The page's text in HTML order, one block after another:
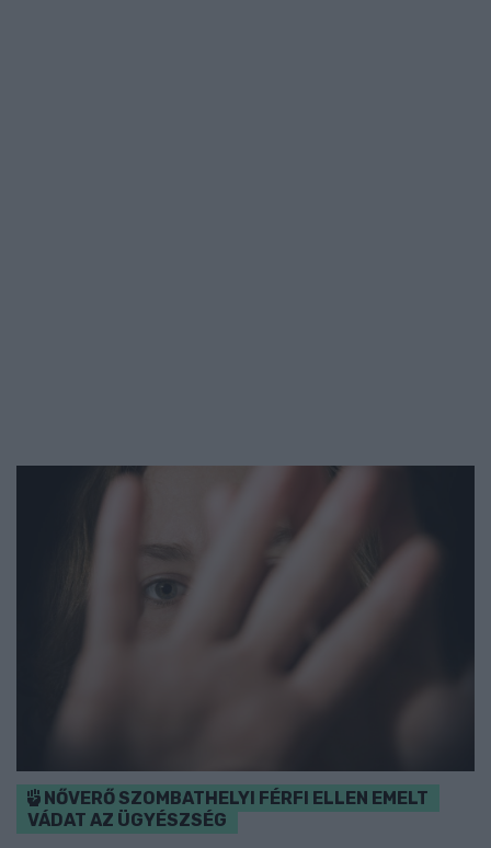
NŐVERŐ SZOMBATHELYI FÉRFI ELLEN EMELT
VÁDAT AZ ÜGYÉSZSÉG